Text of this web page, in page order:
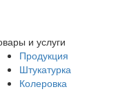
и услуги
Продукция
Штукатурка
Колеровка